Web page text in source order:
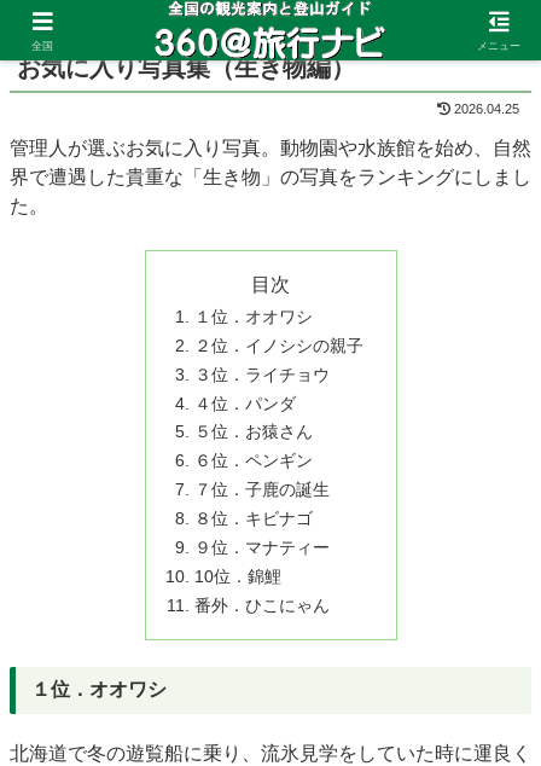
ホーム お気に入り写真
お気に入り写真集（生き物編）
2026.04.25
管理人が選ぶお気に入り写真。動物園や水族館を始め、自然
界で遭遇した貴重な「生き物」の写真をランキングにしまし
た。
目次
１位．オオワシ
２位．イノシシの親子
３位．ライチョウ
４位．パンダ
５位．お猿さん
６位．ペンギン
７位．子鹿の誕生
８位．キビナゴ
９位．マナティー
10位．錦鯉
番外．ひこにゃん
１位．オオワシ
北海道で冬の遊覧船に乗り、流氷見学をしていた時に運良く
全国 メニュー